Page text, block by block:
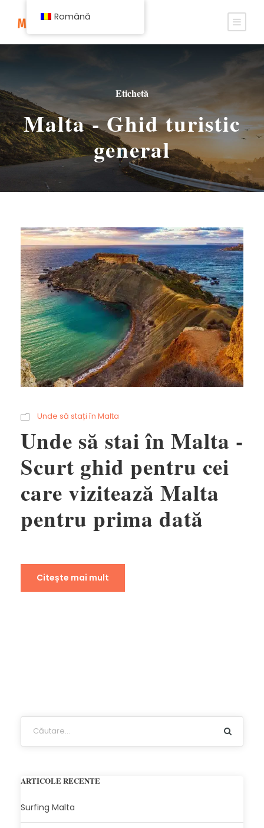
Etichetă
Malta - Ghid turistic
general
Unde să stați în Malta
Unde să stai în Malta -
Scurt ghid pentru cei
care vizitează Malta
pentru prima dată
Citește mai mult
ARTICOLE RECENTE
Surfing Malta
Română